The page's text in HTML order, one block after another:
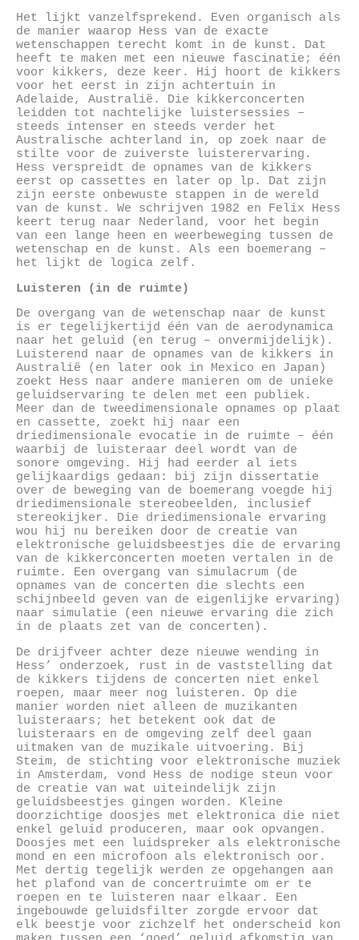
Het lijkt vanzelfsprekend. Even organisch als
de manier waarop Hess van de exacte
wetenschappen terecht komt in de kunst. Dat
heeft te maken met een nieuwe fascinatie; één
voor kikkers, deze keer. Hij hoort de kikkers
voor het eerst in zijn achtertuin in
Adelaide, Australië. Die kikkerconcerten
leidden tot nachtelijke luistersessies –
steeds intenser en steeds verder het
Australische achterland in, op zoek naar de
stilte voor de zuiverste luisterervaring.
Hess verspreidt de opnames van de kikkers
eerst op cassettes en later op lp. Dat zijn
zijn eerste onbewuste stappen in de wereld
van de kunst. We schrijven 1982 en Felix Hess
keert terug naar Nederland, voor het begin
van een lange heen en weerbeweging tussen de
wetenschap en de kunst. Als een boemerang –
het lijkt de logica zelf.
Luisteren (in de ruimte)
De overgang van de wetenschap naar de kunst
is er tegelijkertijd één van de aerodynamica
naar het geluid (en terug – onvermijdelijk).
Luisterend naar de opnames van de kikkers in
Australië (en later ook in Mexico en Japan)
zoekt Hess naar andere manieren om de unieke
geluidservaring te delen met een publiek.
Meer dan de tweedimensionale opnames op plaat
en cassette, zoekt hij naar een
driedimensionale evocatie in de ruimte – één
waarbij de luisteraar deel wordt van de
sonore omgeving. Hij had eerder al iets
gelijkaardigs gedaan: bij zijn dissertatie
over de beweging van de boemerang voegde hij
driedimensionale stereobeelden, inclusief
stereokijker. Die driedimensionale ervaring
wou hij nu bereiken door de creatie van
elektronische geluidsbeestjes die de ervaring
van de kikkerconcerten moeten vertalen in de
ruimte. Een overgang van simulacrum (de
opnames van de concerten die slechts een
schijnbeeld geven van de eigenlijke ervaring)
naar simulatie (een nieuwe ervaring die zich
in de plaats zet van de concerten).
De drijfveer achter deze nieuwe wending in
Hess’ onderzoek, rust in de vaststelling dat
de kikkers tijdens de concerten niet enkel
roepen, maar meer nog luisteren. Op die
manier worden niet alleen de muzikanten
luisteraars; het betekent ook dat de
luisteraars en de omgeving zelf deel gaan
uitmaken van de muzikale uitvoering. Bij
Steim, de stichting voor elektronische muziek
in Amsterdam, vond Hess de nodige steun voor
de creatie van wat uiteindelijk zijn
geluidsbeestjes gingen worden. Kleine
doorzichtige doosjes met elektronica die niet
enkel geluid produceren, maar ook opvangen.
Doosjes met een luidspreker als elektronische
mond en een microfoon als elektronisch oor.
Met dertig tegelijk werden ze opgehangen aan
het plafond van de concertruimte om er te
roepen en te luisteren naar elkaar. Een
ingebouwde geluidsfilter zorgde ervoor dat
elk beestje voor zichzelf het onderscheid kon